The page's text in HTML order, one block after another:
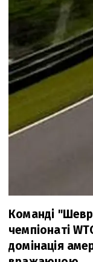
Команді
чемпіонаті
домінація